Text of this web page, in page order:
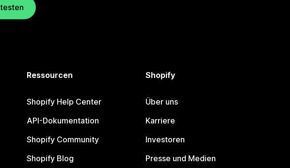
Ressourcen
Shopify Help Center
API-Dokumentation
Shopify Community
Shopify Blog
Shopify
Über uns
Karriere
Investoren
Presse und Medien